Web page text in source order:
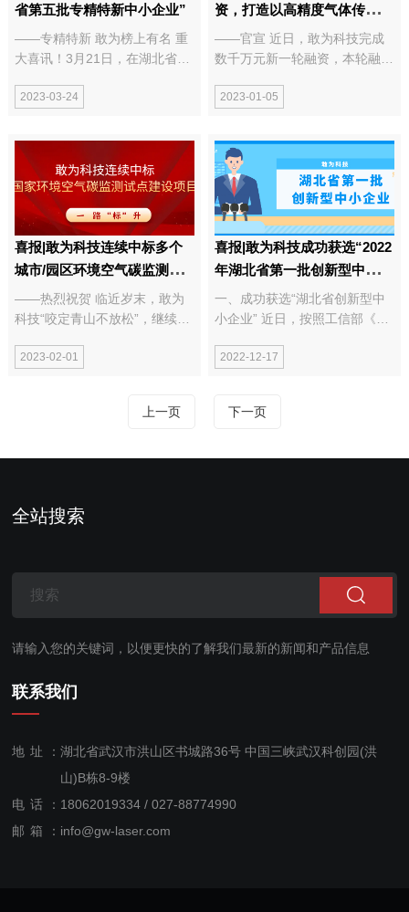
省第五批专精特新中小企业”
——专精特新 敢为榜上有名 重
大喜讯！3月21日，在湖北省经
五批专精特新中小企业名单》
选是政府与行业主管部门对敢为
科技的科技创新、成果转化、行
业专业水平...
2023-03-24
资，打造以高精度气体传感器
为核心的数字化能源安全监测
服务商
——官宣 近日，敢为科技完成
数千万元新一轮融资，本轮融资
西永昌盛、武汉达益能和泉州申
用于公司自动化产线的扩建、关
键光学器件的持续研发，以及公
司在数字化能源...
2023-01-05
喜报|敢为科技连续中标多个
城市/园区环境空气碳监测试
点建设项目
——热烈祝贺 临近岁末，敢为
科技“咬定青山不放松”，继续发
标多个项目，为达成年度目标提
研机构高精度温室气体监测设
2023-02-01
喜报|敢为科技成功获选“2022
年湖北省第一批创新型中小企
一、成功获选“湖北省创新型中
小企业” 近日，按照工信部《优
法》和《省经信厅办公室关于启
局审议通过，武汉敢为科技有限
2022-12-17
上一页 下一页
全站搜索
请输入您的关键词，以便更快的了解我们最新的新闻和产品信息
联系我们
地址： 湖北省武汉市洪山区书城路36号 中国三峡武汉科创园(洪
山)B栋8-9楼
电话： 18062019334 / 027-88774990
售后服
邮箱： info@gw-laser.com